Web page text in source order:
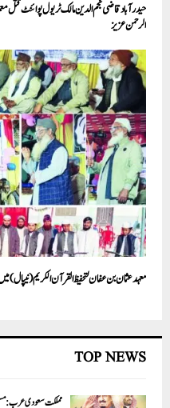
حیدر آباد قاضی نجم الدین مالک ٹریول پوائنٹ قتل
الرحمن عزیز
معہد عثمان بن عفان لتحفیظ القرآن الکریم (نیپال) میں
TOP NEWS
مملکت سعودی عرب: مسلم